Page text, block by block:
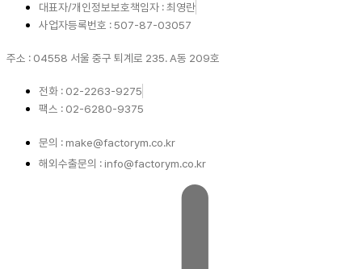
대표자/개인정보보호책임자 : 최영란
사업자등록번호 : 507-87-03057
주소 : 04558 서울 중구 퇴계로 235. A동 209호
전화 : 02-2263-9275
팩스 : 02-6280-9375
문의 : make@factorym.co.kr
해외수출문의 : info@factorym.co.kr